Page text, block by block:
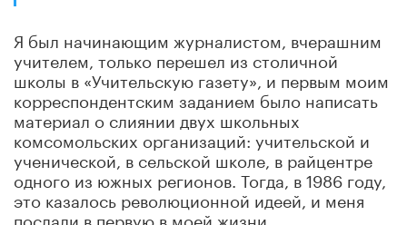
Я был начинающим журналистом, вчерашним
учителем, только перешел из столичной
школы в «Учительскую газету» и первым моим
корреспондентским заданием было написать
материал о слиянии двух школьных
комсомольских организаций: учительской и
ученической, в сельской школе, в райцентре
одного из южных регионов. Тогда, в 1986 году,
это казалось революционной идеей и меня
послали в первую в моей жизни